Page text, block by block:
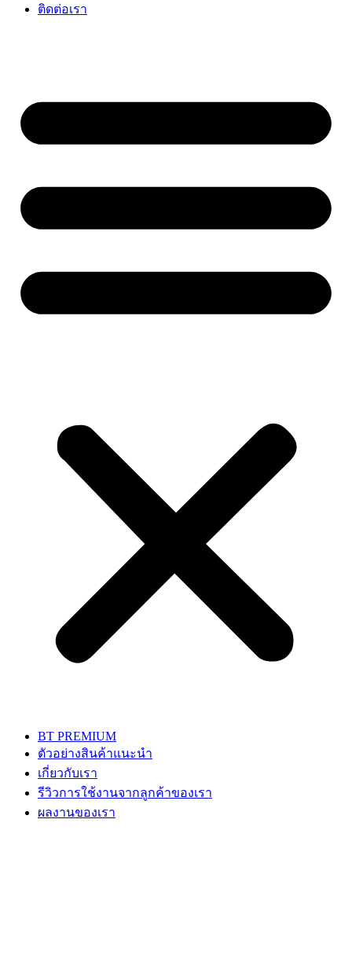
ติดต่อเรา
BT PREMIUM
ตัวอย่างสินค้าแนะนำ
เกี่ยวกับเรา
รีวิวการใช้งานจากลูกค้าของเรา
ผลงานของเรา